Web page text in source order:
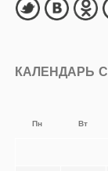
КАЛЕНДАРЬ
Пн Вт